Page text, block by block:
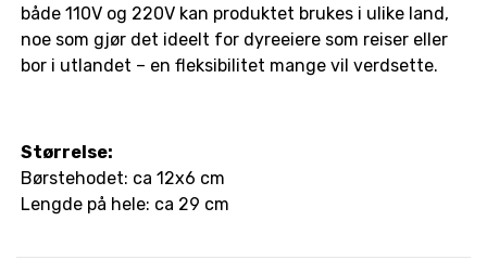
både 110V og 220V kan produktet brukes i ulike land,
noe som gjør det ideelt for dyreeiere som reiser eller
bor i utlandet – en fleksibilitet mange vil verdsette.
Størrelse:
Børstehodet: ca 12x6 cm
Lengde på hele: ca 29 cm